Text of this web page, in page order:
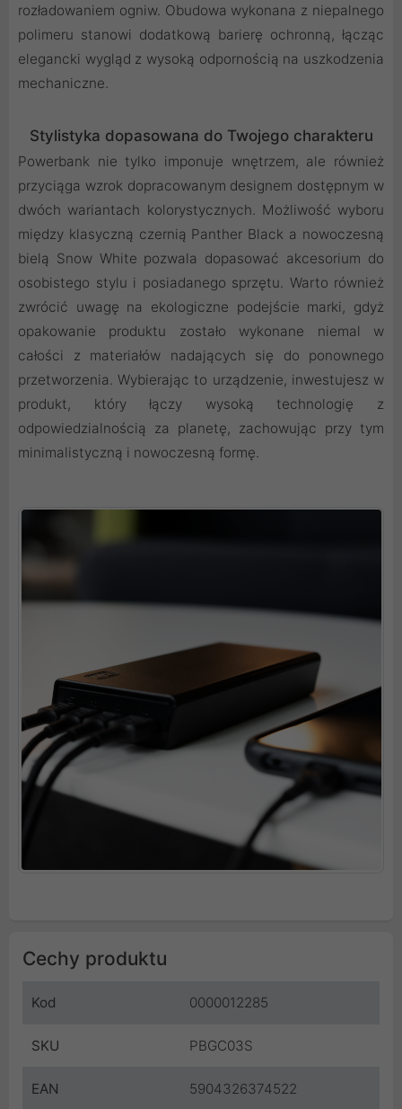
rozładowaniem ogniw. Obudowa wykonana z niepalnego
polimeru stanowi dodatkową barierę ochronną, łącząc
elegancki wygląd z wysoką odpornością na uszkodzenia
mechaniczne.
Stylistyka dopasowana do Twojego charakteru
Powerbank nie tylko imponuje wnętrzem, ale również
przyciąga wzrok dopracowanym designem dostępnym w
dwóch wariantach kolorystycznych. Możliwość wyboru
między klasyczną czernią Panther Black a nowoczesną
bielą Snow White pozwala dopasować akcesorium do
osobistego stylu i posiadanego sprzętu. Warto również
zwrócić uwagę na ekologiczne podejście marki, gdyż
opakowanie produktu zostało wykonane niemal w
całości z materiałów nadających się do ponownego
przetworzenia. Wybierając to urządzenie, inwestujesz w
produkt, który łączy wysoką technologię z
odpowiedzialnością za planetę, zachowując przy tym
minimalistyczną i nowoczesną formę.
Cechy produktu
Kod 0000012285
SKU PBGC03S
EAN 5904326374522